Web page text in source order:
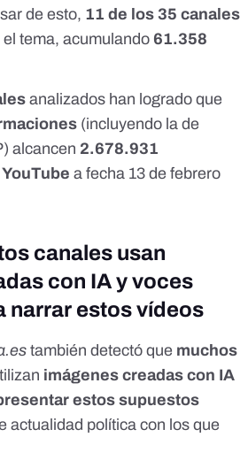
de esto, 11 de los 35 canales
tema, acumulando 61.358
analizados han logrado que
(incluyendo la de
alcancen 2.678.931
a fecha 13 de febrero
canales usan
con IA y voces
narrar estos vídeos
también detectó que muchos
imágenes creadas con IA
estos supuestos
actualidad política con los que